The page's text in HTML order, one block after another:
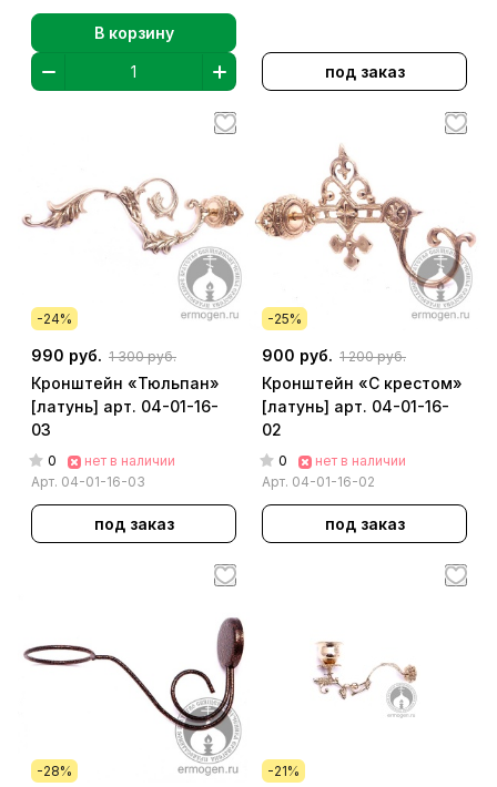
В корзину
под заказ
-24%
990 руб. 1 300 руб.
Кронштейн «Тюльпан»
[латунь] арт. 04-01-16-
03
0
нет в наличии
Арт. 04-01-16-03
под заказ
-25%
900 руб. 1 200 руб.
Кронштейн «С крестом»
[латунь] арт. 04-01-16-
02
0
нет в наличии
Арт. 04-01-16-02
под заказ
-28% -21%